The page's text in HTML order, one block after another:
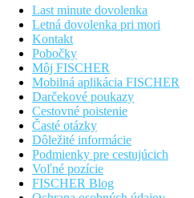
Last minute dovolenka
Letná dovolenka pri mori
Kontakt
Pobočky
Môj FISCHER
Mobilná aplikácia FISCHER
Darčekové poukazy
Cestovné poistenie
Časté otázky
Dôležité informácie
Podmienky pre cestujúcich
Voľné pozície
FISCHER Blog